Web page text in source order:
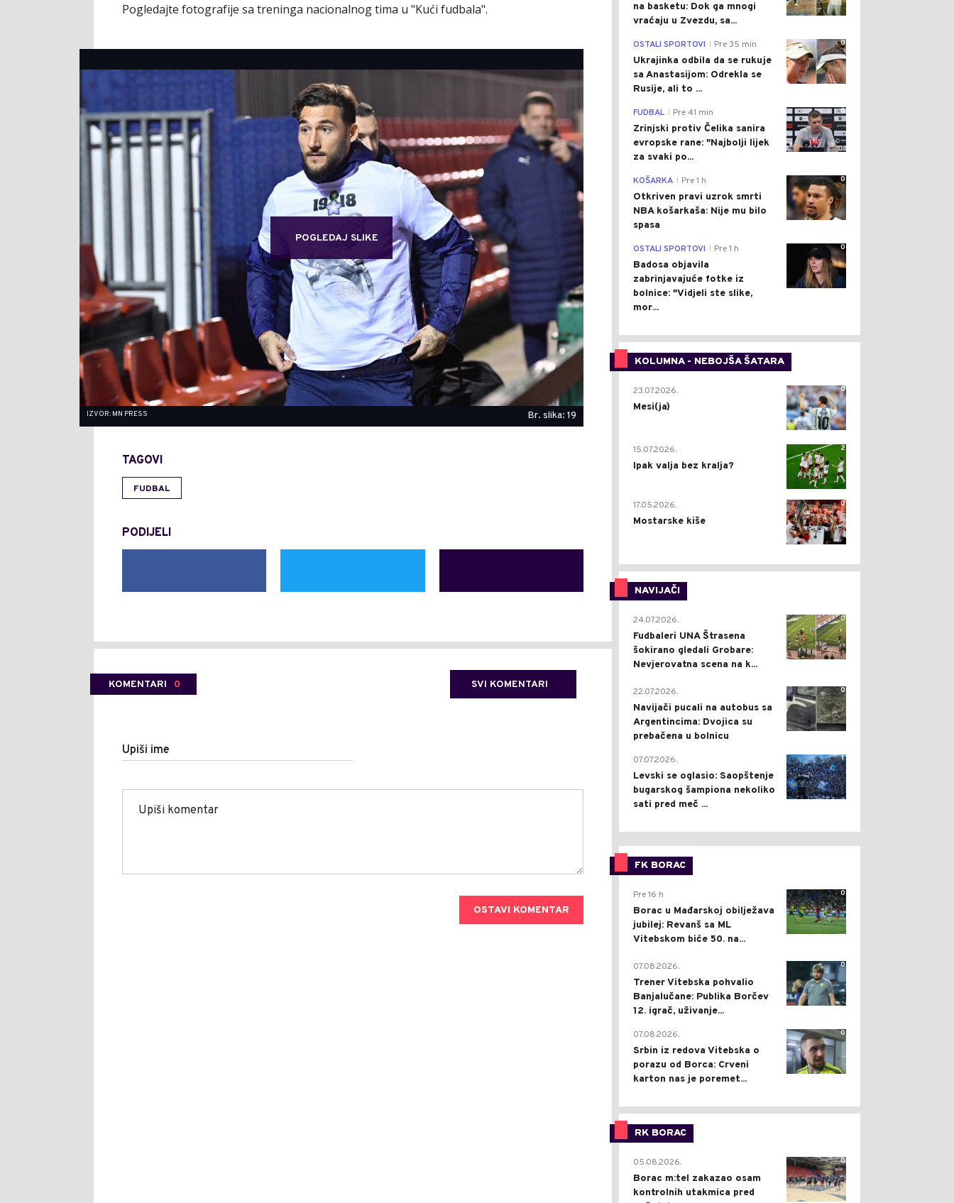
Pogledajte fotografije sa treninga nacionalnog tima u "Kući fudbala".
POGLEDAJ SLIKE
IZVOR: MN PRESS Br. slika: 19
TAGOVI
FUDBAL
PODIJELI
KOMENTARI 0 SVI KOMENTARI
Upiši ime
OSTAVI KOMENTAR
na basketu: Dok ga mnogi
vraćaju u Zvezdu, sa...
0
OSTALI SPORTOVI Pre 35 min
Ukrajinka odbila da se rukuje
sa Anastasijom: Odrekla se
Rusije, ali to ...
0
FUDBAL Pre 41 min
Zrinjski protiv Čelika sanira
evropske rane: "Najbolji lijek
za svaki po...
0
KOŠARKA Pre 1 h
Otkriven pravi uzrok smrti
NBA košarkaša: Nije mu bilo
spasa
0
OSTALI SPORTOVI Pre 1 h
Badosa objavila
zabrinjavajuće fotke iz
bolnice: "Vidjeli ste slike,
mor...
KOLUMNA - NEBOJŠA ŠATARA
0
23.07.2026.
Mesi(ja)
2
15.07.2026.
Ipak valja bez kralja?
0
17.05.2026.
Mostarske kiše
NAVIJAČI
0
24.07.2026.
Fudbaleri UNA Štrasena
šokirano gledali Grobare:
Nevjerovatna scena na k...
0
22.07.2026.
Navijači pucali na autobus sa
Argentincima: Dvojica su
prebačena u bolnicu
1
07.07.2026.
Levski se oglasio: Saopštenje
bugarskog šampiona nekoliko
sati pred meč ...
FK BORAC
0
Pre 16 h
Borac u Mađarskoj obilježava
jubilej: Revanš sa ML
Vitebskom biće 50. na...
0
07.08.2026.
Trener Vitebska pohvalio
Banjalučane: Publika Borčev
12. igrač, uživanje...
0
07.08.2026.
Srbin iz redova Vitebska o
porazu od Borca: Crveni
karton nas je poremet...
RK BORAC
0
05.08.2026.
Borac m:tel zakazao osam
kontrolnih utakmica pred